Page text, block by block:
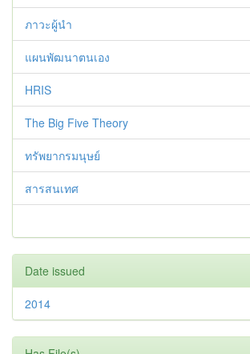
ภาวะผู้นำ
แผนพัฒนาตนเอง
HRIS
The Big Five Theory
ทรัพยากรมนุษย์
สารสนเทศ
Date issued
2014